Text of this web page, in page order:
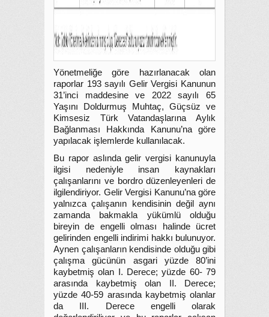
Yönetmeliğe göre hazırlanacak olan
raporlar 193 sayılı Gelir Vergisi Kanunun
31’inci maddesine ve 2022 sayılı 65
Yaşını Doldurmuş Muhtaç, Güçsüz ve
Kimsesiz Türk Vatandaşlarına Aylık
Bağlanması Hakkında Kanunu’na göre
yapılacak işlemlerde kullanılacak.
Bu rapor aslında gelir vergisi kanunuyla
ilgisi nedeniyle insan kaynakları
çalışanlarını ve bordro düzenleyenleri de
ilgilendiriyor. Gelir Vergisi Kanunu’na göre
yalnızca çalışanın kendisinin değil aynı
zamanda bakmakla yükümlü olduğu
bireyin de engelli olması halinde ücret
gelirinden engelli indirimi hakkı bulunuyor.
Aynen çalışanların kendisinde olduğu gibi
çalışma gücünün asgari yüzde 80’ini
kaybetmiş olan I. Derece; yüzde 60- 79
arasında kaybetmiş olan II. Derece;
yüzde 40-59 arasında kaybetmiş olanlar
da III. Derece engelli olarak